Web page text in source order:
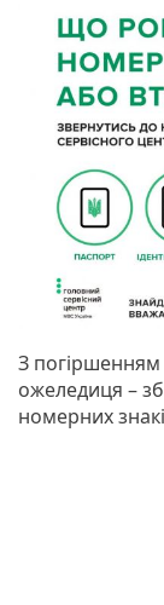
З погіршенням
ожеледиця –
номерних